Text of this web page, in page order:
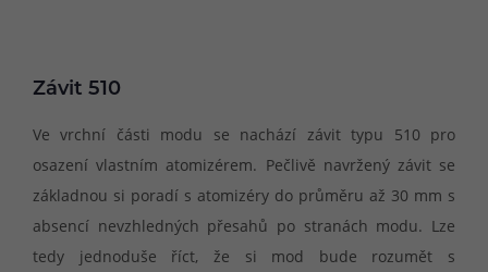
Závit 510
Ve vrchní části modu se nachází závit typu 510 pro
osazení vlastním atomizérem. Pečlivě navržený závit se
základnou si poradí s atomizéry do průměru až 30 mm s
absencí nevzhledných přesahů po stranách modu. Lze
tedy jednoduše říct, že si mod bude rozumět s